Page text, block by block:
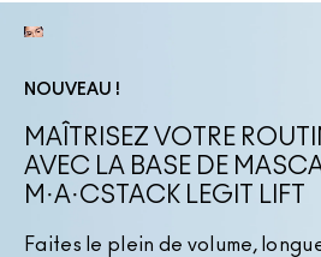
NOUVEAU !
MAÎTRISEZ VOTRE
AVEC LA BASE DE
M·A·CSTACK LEGIT LIFT
Faites le plein de volume,